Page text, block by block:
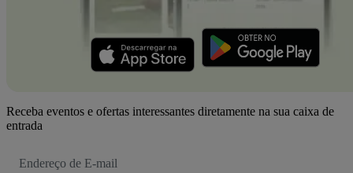
Receba eventos e ofertas interessantes diretamente na sua caixa de
entrada
de